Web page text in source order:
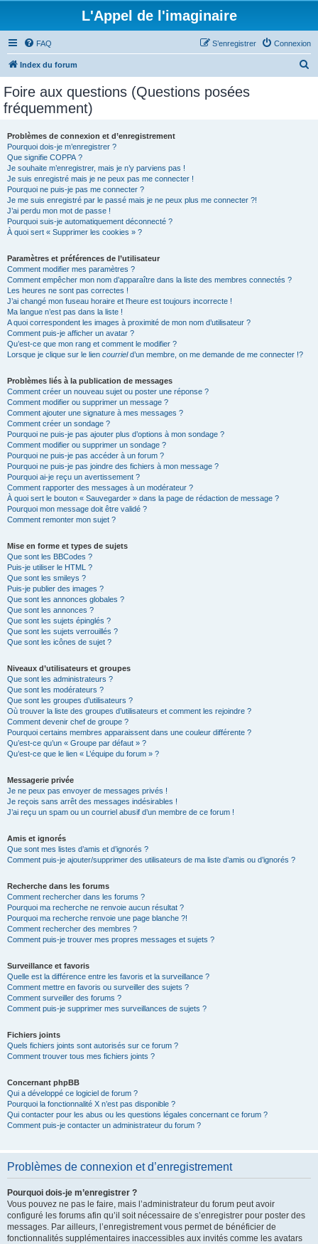
L'Appel de l'imaginaire
FAQ Connexion
S’enregistrer
Index du forum
Foire aux questions (Questions posées
fréquemment)
Problèmes de connexion et d’enregistrement
Pourquoi dois-je m’enregistrer ?
Que signifie COPPA ?
Je souhaite m’enregistrer, mais je n’y parviens pas !
Je suis enregistré mais je ne peux pas me connecter !
Pourquoi ne puis-je pas me connecter ?
Je me suis enregistré par le passé mais je ne peux plus me connecter ?!
J’ai perdu mon mot de passe !
Pourquoi suis-je automatiquement déconnecté ?
À quoi sert « Supprimer les cookies » ?
Paramètres et préférences de l’utilisateur
Comment modifier mes paramètres ?
Comment empêcher mon nom d’apparaître dans la liste des membres connectés ?
Les heures ne sont pas correctes !
J’ai changé mon fuseau horaire et l’heure est toujours incorrecte !
Ma langue n’est pas dans la liste !
A quoi correspondent les images à proximité de mon nom d’utilisateur ?
Comment puis-je afficher un avatar ?
Qu’est-ce que mon rang et comment le modifier ?
Lorsque je clique sur le lien courrield’un membre, on me demande de me connecter !?
Problèmes liés à la publication de messages
Comment créer un nouveau sujet ou poster une réponse ?
Comment modifier ou supprimer un message ?
Comment ajouter une signature à mes messages ?
Comment créer un sondage ?
Pourquoi ne puis-je pas ajouter plus d’options à mon sondage ?
Comment modifier ou supprimer un sondage ?
Pourquoi ne puis-je pas accéder à un forum ?
Pourquoi ne puis-je pas joindre des fichiers à mon message ?
Pourquoi ai-je reçu un avertissement ?
Comment rapporter des messages à un modérateur ?
À quoi sert le bouton « Sauvegarder » dans la page de rédaction de message ?
Pourquoi mon message doit être validé ?
Comment remonter mon sujet ?
Mise en forme et types de sujets
Que sont les BBCodes ?
Puis-je utiliser le HTML ?
Que sont les smileys ?
Puis-je publier des images ?
Que sont les annonces globales ?
Que sont les annonces ?
Que sont les sujets épinglés ?
Que sont les sujets verrouillés ?
Que sont les icônes de sujet ?
Niveaux d’utilisateurs et groupes
Que sont les administrateurs ?
Que sont les modérateurs ?
Que sont les groupes d’utilisateurs ?
Où trouver la liste des groupes d’utilisateurs et comment les rejoindre ?
Comment devenir chef de groupe ?
Pourquoi certains membres apparaissent dans une couleur différente ?
Qu’est-ce qu’un « Groupe par défaut » ?
Qu’est-ce que le lien « L’équipe du forum » ?
Messagerie privée
Je ne peux pas envoyer de messages privés !
Je reçois sans arrêt des messages indésirables !
J’ai reçu un spam ou un courriel abusif d’un membre de ce forum !
Amis et ignorés
Que sont mes listes d’amis et d’ignorés ?
Comment puis-je ajouter/supprimer des utilisateurs de ma liste d’amis ou d’ignorés ?
Recherche dans les forums
Comment rechercher dans les forums ?
Pourquoi ma recherche ne renvoie aucun résultat ?
Pourquoi ma recherche renvoie une page blanche ?!
Comment rechercher des membres ?
Comment puis-je trouver mes propres messages et sujets ?
Surveillance et favoris
Quelle est la différence entre les favoris et la surveillance ?
Comment mettre en favoris ou surveiller des sujets ?
Comment surveiller des forums ?
Comment puis-je supprimer mes surveillances de sujets ?
Fichiers joints
Quels fichiers joints sont autorisés sur ce forum ?
Comment trouver tous mes fichiers joints ?
Concernant phpBB
Qui a développé ce logiciel de forum ?
Pourquoi la fonctionnalité X n’est pas disponible ?
Qui contacter pour les abus ou les questions légales concernant ce forum ?
Comment puis-je contacter un administrateur du forum ?
Problèmes de connexion et d’enregistrement
Pourquoi dois-je m’enregistrer ?
Vous pouvez ne pas le faire, mais l’administrateur du forum peut avoir
configuré les forums afin qu’il soit nécessaire de s’enregistrer pour poster des
messages. Par ailleurs, l’enregistrement vous permet de bénéficier de
fonctionnalités supplémentaires inaccessibles aux invités comme les avatars